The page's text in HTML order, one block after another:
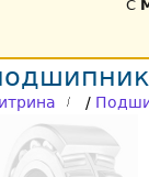
С
/